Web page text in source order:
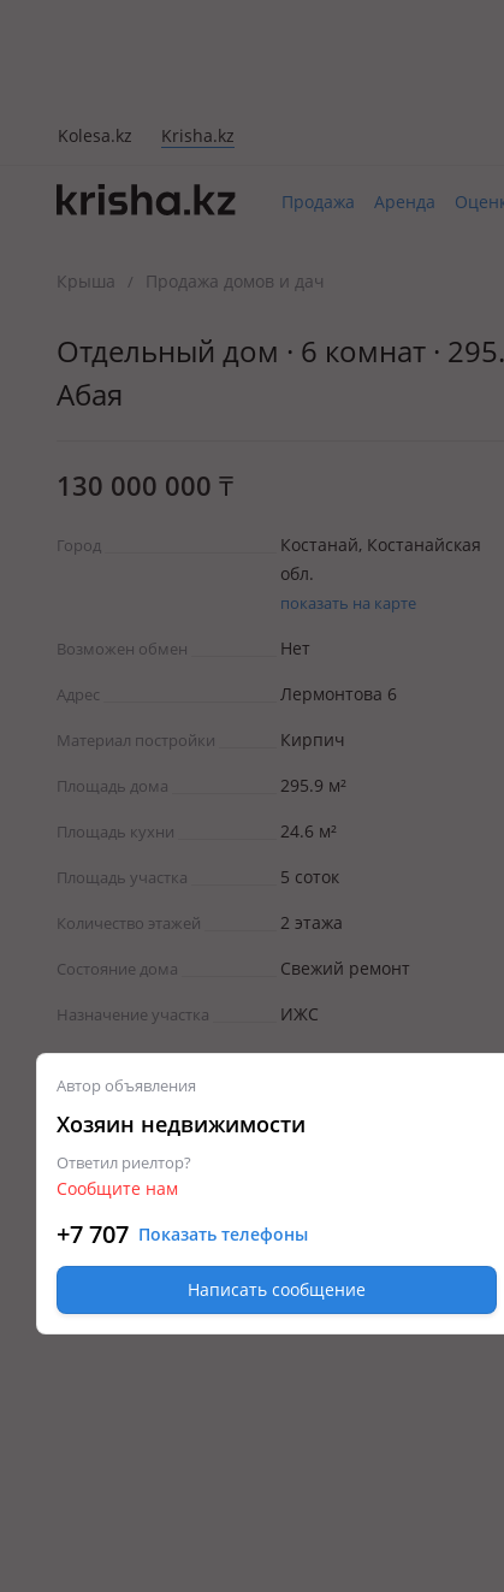
Kolesa.kz Krisha.kz
Продажа Аренда
Крыша / Продажа домов и дач
Отдельный дом · 6 комнат ·
Абая
130 000 000 ₸
Город
Костанай, Костанайская
обл.
показать на карте
Возможен обмен Нет
Адрес Лермонтова 6
Материал постройки Кирпич
Площадь дома 295.9 м²
Площадь кухни 24.6 м²
Площадь участка 5 соток
Количество этажей 2 этажа
Состояние дома Свежий ремонт
Назначение участка ИЖС
Автор объявления
Хозяин недвижимости
Ответил риелтор?
Сообщите нам
+7 707 Показать телефоны
Написать сообщение